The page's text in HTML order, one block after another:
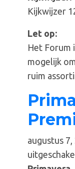
Kijkwijzer
Let op:
Het Forum
mogelijk
ruim
augustus